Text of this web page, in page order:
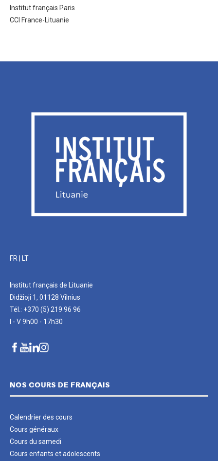
Institut français Paris
CCI France-Lituanie
FR LT
Institut français de Lituanie
Didžioji 1, 01128 Vilnius
Tél.: +370 (5) 219 96 96
I - V 9h00 - 17h30
NOS COURS DE FRANÇAIS
Calendrier des cours
Cours généraux
Cours du samedi
Cours enfants et adolescents